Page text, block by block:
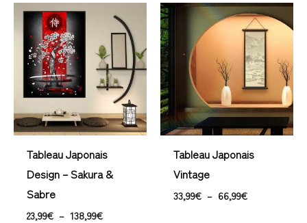
Tableau Japonais
Design – Sakura &
Sabre
23,99€ – 138,99€
de
prix :
23,99€
à
138,99€
Tableau Japonais
Vintage
33,99€ – 66,99€
Plage
de
prix :
33,99€
à
66,99€